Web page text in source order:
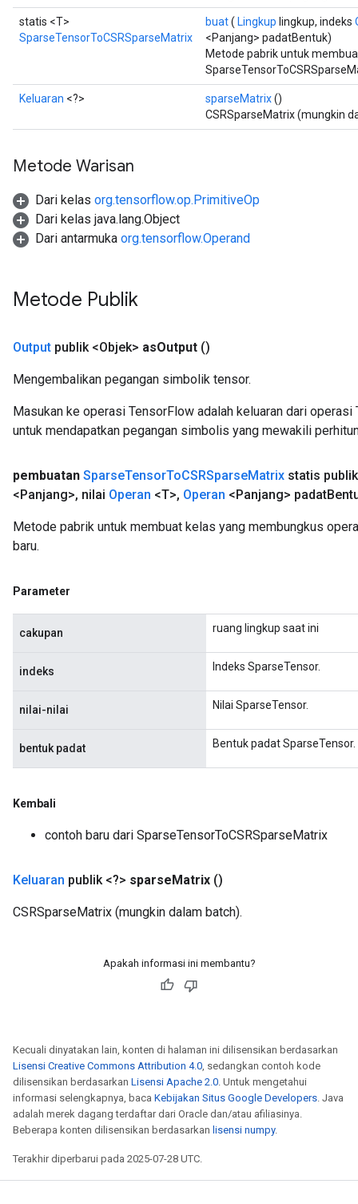
statis <T>
SparseTensorToCSRSparseMatrix
buat( Lingkup lingkup, indeks
<Panjang> padatBentuk)
Metode pabrik untuk
Keluaran <?> sparseMatrix()
CSRSparseMatrix (mungkin
Metode Warisan
Dari kelas org.tensorflow.op.PrimitiveOp
Dari kelas java.lang.Object
Dari antarmuka org.tensorflow.Operand
Metode Publik
Output publik <Objek> asOutput ()
Mengembalikan pegangan simbolik tensor.
Masukan ke operasi TensorFlow adalah keluaran dari
untuk mendapatkan pegangan simbolis yang mewakili
pembuatan SparseTensorToCSRSparseMatrix statis publik
<Panjang>, nilai Operan <T>, Operan <Panjang> padat
Metode pabrik untuk membuat kelas yang membungkus
baru.
Parameter
cakupan ruang lingkup saat ini
indeks Indeks SparseTensor.
nilai-nilai Nilai SparseTensor.
bentuk padat Bentuk padat SparseTensor.
Kembali
contoh baru dari SparseTensorToCSRSparseMatrix
Keluaran publik <?> sparseMatrix ()
CSRSparseMatrix (mungkin dalam batch).
Apakah informasi ini membantu?
Kecuali dinyatakan lain, konten di halaman ini dilisensikan berdasarkan
Lisensi Creative Commons Attribution 4.0, sedangkan contoh kode
dilisensikan berdasarkan Lisensi Apache 2.0. Untuk mengetahui
informasi selengkapnya, baca Kebijakan Situs Google Developers. Java
adalah merek dagang terdaftar dari Oracle dan/atau afiliasinya.
Beberapa konten dilisensikan berdasarkan lisensi numpy.
Terakhir diperbarui pada 2025-07-28 UTC.